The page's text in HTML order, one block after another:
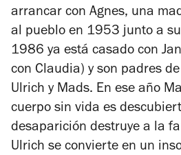
arrancar con Agnes, una
al pueblo en 1953 junto a
1986 ya está casado con
con Claudia) y son padres
Ulrich y Mads. En ese año
cuerpo sin vida es
desaparición destruye a la
Ulrich se convierte en un